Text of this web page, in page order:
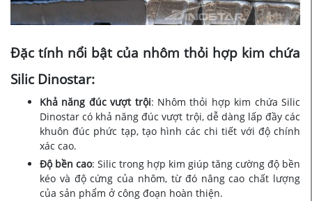
Đặc tính nổi bật của nhôm thỏi hợp kim chứa
Silic Dinostar:
Khả năng đúc vượt trội: Nhôm thỏi hợp kim chứa Silic
Dinostar có khả năng đúc vượt trội, dễ dàng lấp đầy các
khuôn đúc phức tạp, tạo hình các chi tiết với độ chính
xác cao.
Độ bền cao: Silic trong hợp kim giúp tăng cường độ bền
kéo và độ cứng của nhôm, từ đó nâng cao chất lượng
của sản phẩm ở công đoạn hoàn thiện.